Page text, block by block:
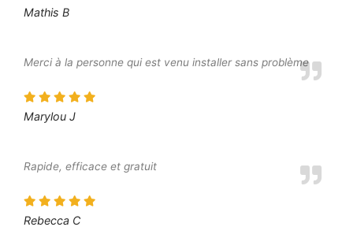
Mathis B
Merci à la personne qui est venu installer sans problème
Marylou J
Rapide, efficace et gratuit
Rebecca C